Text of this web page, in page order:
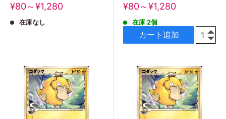
販
価
¥80～¥1,280
在庫なし
販
価
¥80～¥1,280
在庫 2個
カート追加